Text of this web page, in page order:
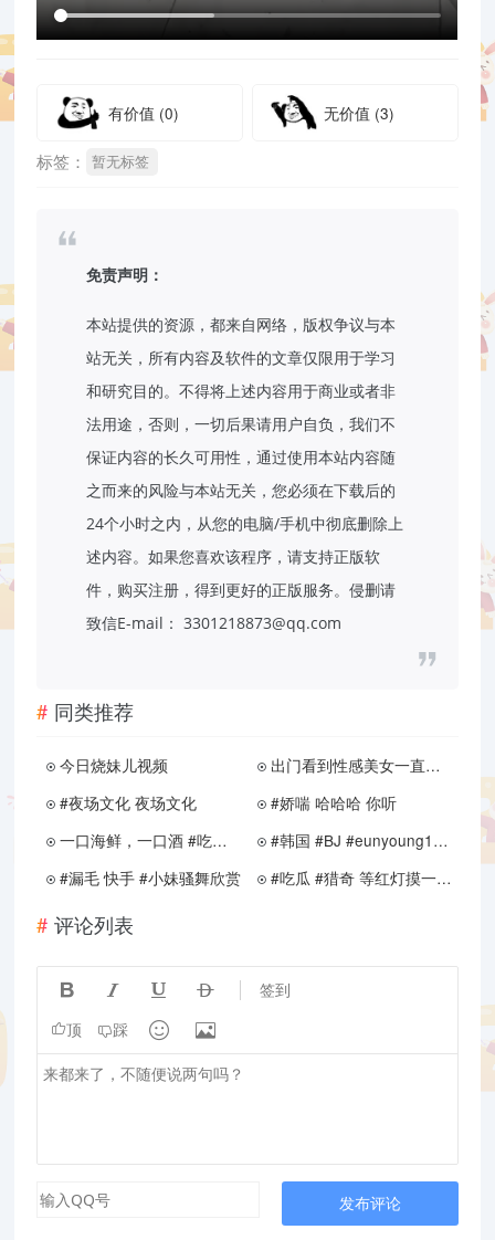
有价值 (0) 无价值 (3)
标签： 暂无标签
免责声明：
本站提供的资源，都来自网络，版权争议与本
站无关，所有内容及软件的文章仅限用于学习
和研究目的。不得将上述内容用于商业或者非
法用途，否则，一切后果请用户自负，我们不
保证内容的长久可用性，通过使用本站内容随
之而来的风险与本站无关，您必须在下载后的
24个小时之内，从您的电脑/手机中彻底删除上
述内容。如果您喜欢该程序，请支持正版软
件，购买注册，得到更好的正版服务。侵删请
致信E-mail： 3301218873@qq.com
同类推荐
今日烧妹儿视频
出门看到性感美女一直想做的事情 #摸奶 #猎奇
#夜场文化 夜场文化
#娇喘 哈哈哈 你听
一口海鲜，一口酒 #吃瓜 #猎奇
#韩国 #BJ #eunyoung1238 比基尼 好大
#漏毛 快手 #小妹骚舞欣赏
#吃瓜 #猎奇 等红灯摸一摸大奶子
评论列表
    签到
顶 踩  
发布评论